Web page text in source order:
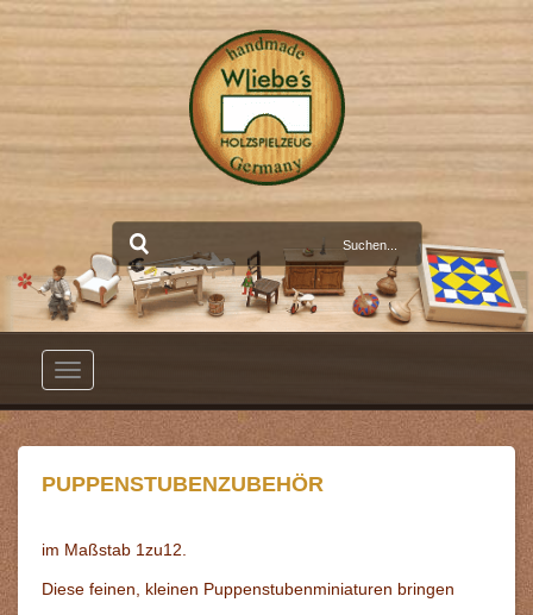
Toggle
PUPPENSTUBENZUBEHÖR
im Maßstab 1zu12.
Diese feinen, kleinen Puppenstubenminiaturen bringen